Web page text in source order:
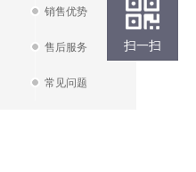
销售优势
售后服务
常见问题
扫一扫